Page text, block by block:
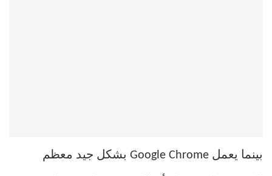
بينما يعمل Google Chrome بشكل جيد معظم